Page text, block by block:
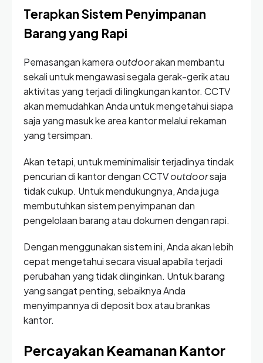
Terapkan Sistem Penyimpanan
Barang yang Rapi
Pemasangan kamera outdoorakan membantu
sekali untuk mengawasi segala gerak-gerik atau
aktivitas yang terjadi di lingkungan kantor. CCTV
akan memudahkan Anda untuk mengetahui siapa
saja yang masuk ke area kantor melalui rekaman
yang tersimpan.
Akan tetapi, untuk meminimalisir terjadinya tindak
pencurian di kantor dengan CCTVoutdoorsaja
tidak cukup. Untuk mendukungnya, Anda juga
membutuhkan sistem penyimpanan dan
pengelolaan barang atau dokumen dengan rapi.
Dengan menggunakan sistem ini, Anda akan lebih
cepat mengetahui secara visual apabila terjadi
perubahan yang tidak diinginkan. Untuk barang
yang sangat penting, sebaiknya Anda
menyimpannya di deposit box atau brankas
kantor.
Percayakan Keamanan Kantor